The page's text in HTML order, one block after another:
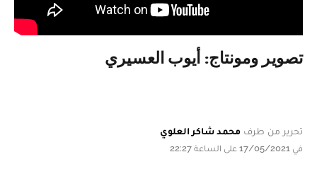
تصوير ومونتاج: أيوب العسيري
تحرير من طرف محمد شاكر العلوي
في 17/05/2021 على الساعة 22:27